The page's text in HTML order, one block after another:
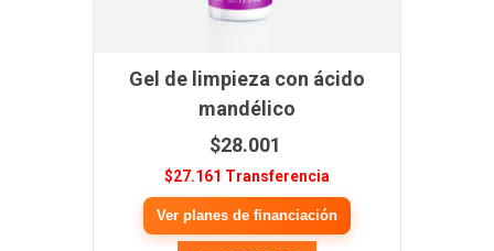
Gel de limpieza con ácido
mandélico
$28.001
$27.161 Transferencia
Ver planes de financiación